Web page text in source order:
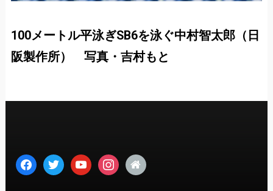
100メートル平泳ぎSB6を泳ぐ中村智太郎（日
阪製作所） 写真・吉村もと
facebooktwitter youtubeinstagram
home